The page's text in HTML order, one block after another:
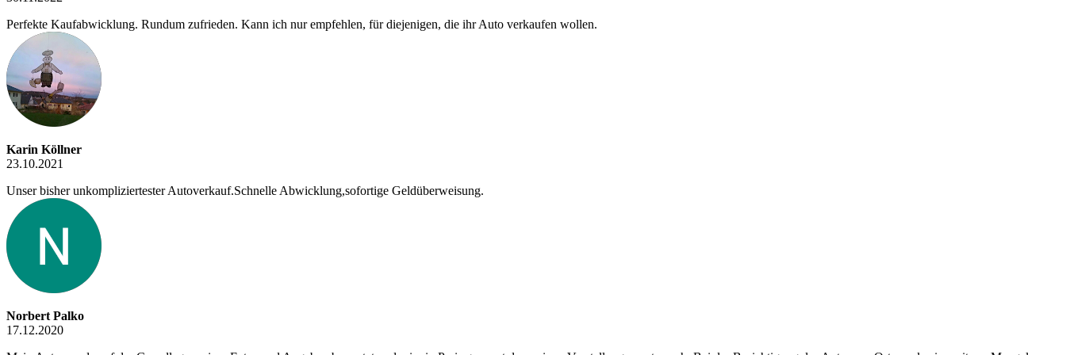
Perfekte Kaufabwicklung. Rundum zufrieden. Kann ich nur empfehlen, für diejenigen, die ihr Auto verkaufen wollen.
Karin Köllner
23.10.2021
Unser bisher unkompliziertester Autoverkauf.Schnelle Abwicklung,sofortige Geldüberweisung.
Norbert Palko
17.12.2020